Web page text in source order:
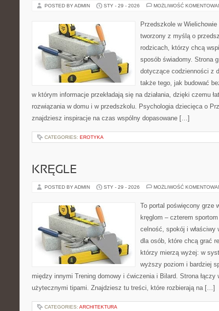
POSTED BY ADMIN STY - 29 - 2026 MOŻLIWOŚĆ
Przedszkole w
tworzony z myślą o
rodzicach, którzy chcą
sposób świadomy. Strona
dotyczące codzienności z
także tego, jak budować
w którym informacje przekładają się na działania, dzięki czemu
rozwiązania w domu i w przedszkolu. Psychologia dziecięca o
znajdziesz inspiracje na czas wspólny dopasowane […]
CATEGORIES: EROTYKA
KRĘGLE
POSTED BY ADMIN STY - 29 - 2026 MOŻLIWOŚĆ
To portal poświęcony grze
kręglom – czterem
celność, spokój i właściwy
dla osób, które chcą grać
którzy mierzą wyżej: w
wyższy poziom i bardziej
między innymi Trening domowy i ćwiczenia i Bilard. Strona łączy
użytecznymi tipami. Znajdziesz tu treści, które rozbierają na […]
CATEGORIES: ARCHITEKTURA